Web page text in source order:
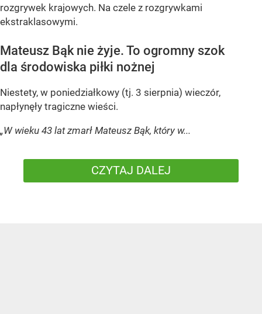
rozgrywek krajowych. Na czele z rozgrywkami
ekstraklasowymi.
Mateusz Bąk nie żyje. To ogromny szok
dla środowiska piłki nożnej
Niestety, w poniedziałkowy (tj. 3 sierpnia) wieczór,
napłynęły tragiczne wieści.
„W wieku 43 lat zmarł Mateusz Bąk, który w...
CZYTAJ DALEJ